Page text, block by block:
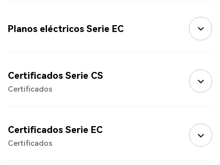
Planos eléctricos Serie EC
Certificados Serie CS
Certificados
Certificados Serie EC
Certificados